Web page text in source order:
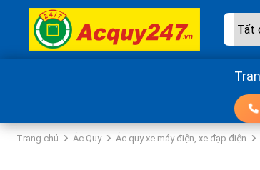
Trang chủ Ắc Quy Ắc quy xe máy điện, xe đạp điện